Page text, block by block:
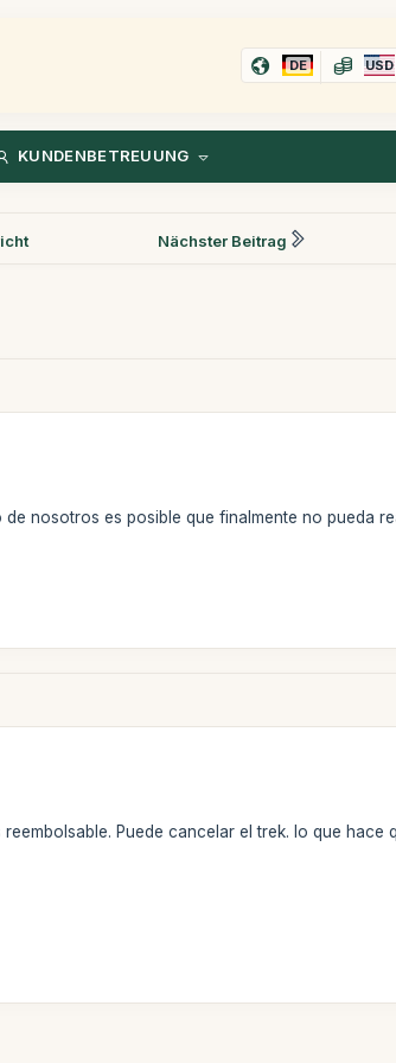
DE USD
KUNDENBETREUUNG
Nächster Beitrag
nosotros es posible que finalmente no pueda
Puede cancelar el trek. lo que hace